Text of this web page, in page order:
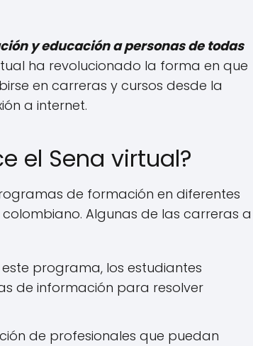
y educación a personas de todas
ha revolucionado la forma en que
en carreras y cursos desde la
a internet.
el Sena virtual?
de formación en diferentes
Algunas de las carreras a
este programa, los estudiantes
de información para resolver
de profesionales que puedan